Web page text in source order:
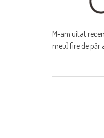
M-am uitat
meu) fire de păr